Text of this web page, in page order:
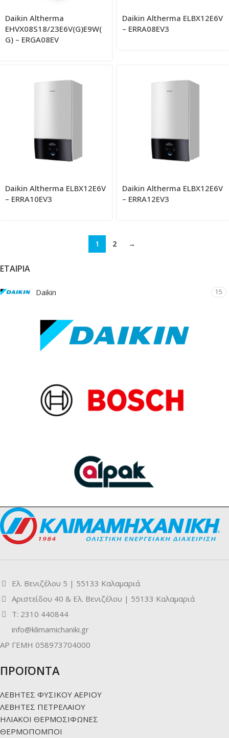
ΕΤΑΙΡΊΑ
Daikin 15
Daikin Altherma
EHVX08S18/23E6V(G)E9W(
G) – ERGA08EV
Daikin Altherma ELBX12E6V
– ERRA08EV3
Daikin Altherma ELBX12E6V
– ERRA10EV3
Daikin Altherma ELBX12E6V
– ERRA12EV3
1 2 →
Ελ. Βενιζέλου 5 | 55133 Καλαμαριά
Αριστείδου 40 & Ελ. Βενιζέλου | 55133 Καλαμαριά
Τ: 2310 440844
info@klimamichaniki.gr
ΑΡ ΓΕΜΗ 058973704000
ΠΡΟΪΟΝΤΑ
ΛΕΒΗΤΕΣ ΦΥΣΙΚΟΥ ΑΕΡΙΟΥ
ΛΕΒΗΤΕΣ ΠΕΤΡΕΛΑΙΟΥ
ΗΛΙΑΚΟΙ ΘΕΡΜΟΣΙΦΩΝΕΣ
ΘΕΡΜΟΠΟΜΠΟΙ